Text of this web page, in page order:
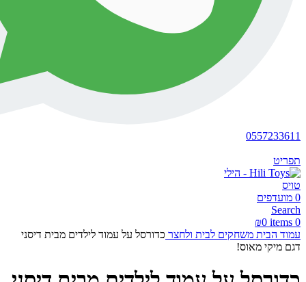
0557233611
תפריט
0 מועדפים
Search
0
items
₪0
עמוד הבית משחקים לבית ולחצר כדורסל על עמוד לילדים מבית דיסני
דגם מיקי מאוס!